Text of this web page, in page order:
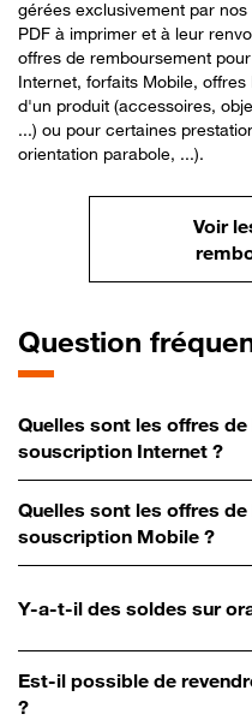
gérées exclusivement par
PDF à imprimer et à leur
offres de remboursement
Internet, forfaits Mobile,
d'un produit (accessoires,
...) ou pour certaines
orientation parabole, ...).
Voir
Question
Quelles sont les offres
souscription Internet ?
Quelles sont les offres
souscription Mobile ?
Y-a-t-il des soldes sur
Est-il possible de
?